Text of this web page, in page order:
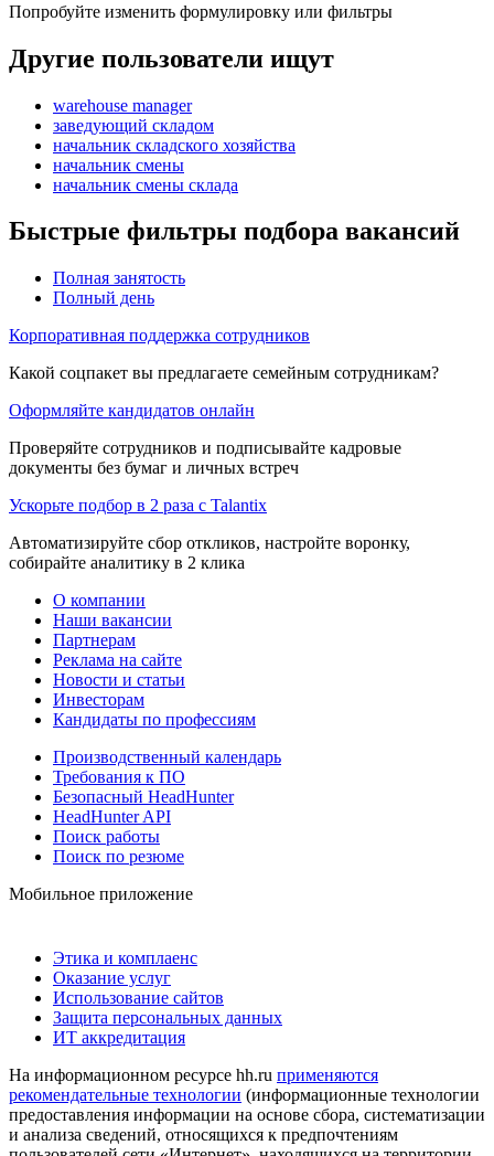
Попробуйте изменить формулировку или фильтры
Другие пользователи ищут
warehouse manager
заведующий складом
начальник складского хозяйства
начальник смены
начальник смены склада
Быстрые фильтры подбора вакансий
Полная занятость
Полный день
Корпоративная поддержка сотрудников
Какой соцпакет вы предлагаете семейным сотрудникам?
Оформляйте кандидатов онлайн
Проверяйте сотрудников и подписывайте кадровые
документы без бумаг и личных встреч
Ускорьте подбор в 2 раза с Talantix
Автоматизируйте сбор откликов, настройте воронку,
собирайте аналитику в 2 клика
О компании
Наши вакансии
Партнерам
Реклама на сайте
Новости и статьи
Инвесторам
Кандидаты по профессиям
Производственный календарь
Требования к ПО
Безопасный HeadHunter
HeadHunter API
Поиск работы
Поиск по резюме
Мобильное приложение
Этика и комплаенс
Оказание услуг
Использование сайтов
Защита персональных данных
ИТ аккредитация
На информационном ресурсе hh.ru применяются
рекомендательные технологии (информационные технологии
предоставления информации на основе сбора, систематизации
и анализа сведений, относящихся к предпочтениям